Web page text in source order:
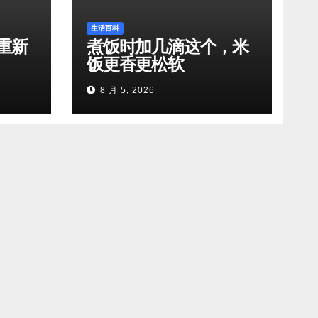
新
生活百科
煮饭时加几滴这个，米
饭更香更松软
8 月 5, 2026